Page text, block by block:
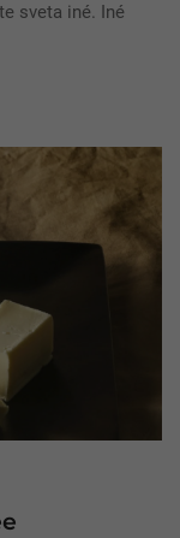
sveta iné. Iné